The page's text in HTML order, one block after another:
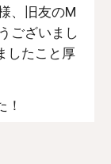
、旧友のM
ございまし
したこと厚